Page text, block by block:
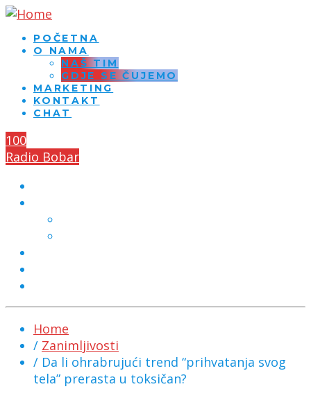
POČETNA
O NAMA
NAŠ TIM
GDJE SE ČUJEMO
MARKETING
KONTAKT
CHAT
100
Radio Bobar
Home
/ Zanimljivosti
/ Da li ohrabrujući trend “prihvatanja svog
tela” prerasta u toksičan?